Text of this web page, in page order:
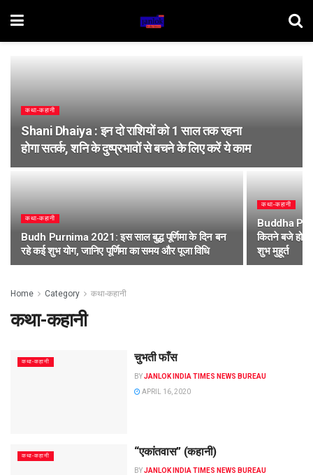
कथा-कहानी
Shani Dhaiya : इन दो राशियों को 1 साल तक रहना
होगा सतर्क, शनि के दुष्प्रभावों से बचने के लिए करें ये काम
कथा-कहानी
Budh Purnima 2021: इस साल बुद्ध पूर्णिमा के दिन बन
रहे कई शुभ योग, जानिए पूर्णिमा का समय और पूजा विधि
कथा-कहानी
Buddha
कितने बजे होगा
शुभ मुहूर्त
Home Category कथा-कहानी
कथा-कहानी
कथा-कहानी चुभती फाँस
BYJANLOK INDIA TIMES NEWS BUREAU
APRIL 16, 2020
कथा-कहानी “एकांतवास” (कहानी)
BYJANLOK INDIA TIMES NEWS BUREAU